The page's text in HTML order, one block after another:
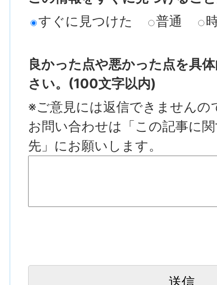
すぐに見つけた
普通
良かった点や悪かった点を具
さい。(100文字以内)
※ご意見には返信できませんの
お問い合わせは「この記事に
先」にお願いします。